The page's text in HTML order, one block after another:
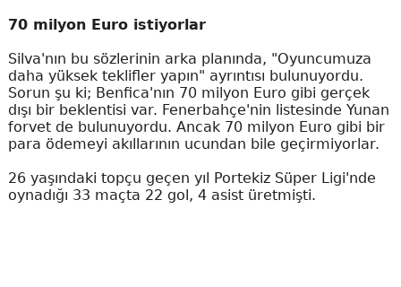
70 milyon Euro istiyorlar
Silva'nın bu sözlerinin arka planında, "Oyuncumuza
daha yüksek teklifler yapın" ayrıntısı bulunuyordu.
Sorun şu ki; Benfica'nın 70 milyon Euro gibi gerçek
dışı bir beklentisi var. Fenerbahçe'nin listesinde Yunan
forvet de bulunuyordu. Ancak 70 milyon Euro gibi bir
para ödemeyi akıllarının ucundan bile geçirmiyorlar.
26 yaşındaki topçu geçen yıl Portekiz Süper Ligi'nde
oynadığı 33 maçta 22 gol, 4 asist üretmişti.